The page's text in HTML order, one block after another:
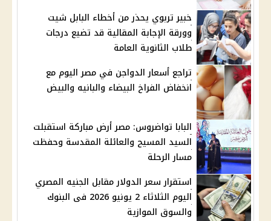
خبير تربوي يحذر من أخطاء البابل شيت
وورقة الإجابة المقالية قد تضيع درجات
طلاب الثانوية العامة
تراجع أسعار الدواجن في مصر اليوم مع
انخفاض الفراخ البيضاء والبانيه والبيض
البابا تواضروس: مصر أرض مباركة استقبلت
السيد المسيح والعائلة المقدسة وحفظت
مسار الرحلة
استقرار سعر الدولار مقابل الجنيه المصري
اليوم الثلاثاء 2 يونيو 2026 فى البنوك
والسوق الموازية